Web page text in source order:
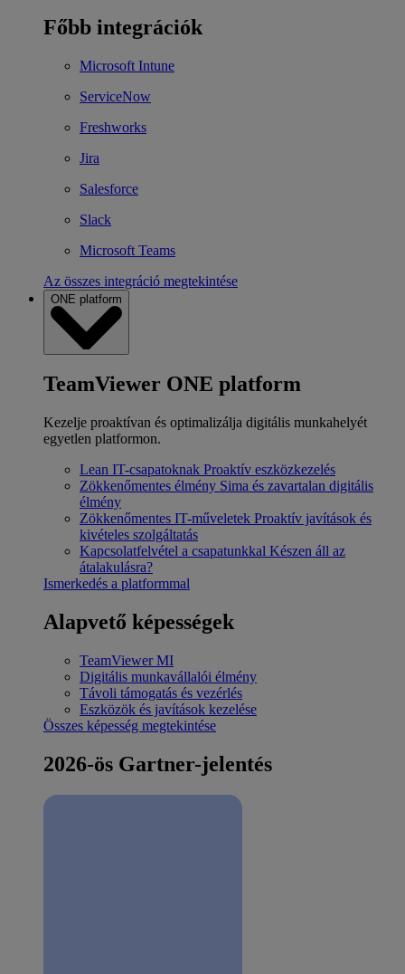
Főbb integrációk
Microsoft Intune
ServiceNow
Freshworks
Jira
Salesforce
Slack
Microsoft Teams
Az összes integráció megtekintése
ONE platform
TeamViewer ONE platform
Kezelje proaktívan és optimalizálja digitális munkahelyét
egyetlen platformon.
Lean IT-csapatoknak Proaktív eszközkezelés
Zökkenőmentes élmény Sima és zavartalan digitális
élmény
Zökkenőmentes IT-műveletek Proaktív javítások és
kivételes szolgáltatás
Kapcsolatfelvétel a csapatunkkal Készen áll az
átalakulásra?
Ismerkedés a platformmal
Alapvető képességek
TeamViewer MI
Digitális munkavállalói élmény
Távoli támogatás és vezérlés
Eszközök és javítások kezelése
Összes képesség megtekintése
2026-ös Gartner-jelentés